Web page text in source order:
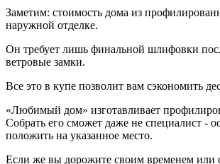
Заметим: стоимость дома из
наружной отделке.
Он требует лишь финальной шлифовки
ветровые замки.
Все это в купе позволит вам сэкономить
«Любимый дом» изготавливает
Собрать его сможет даже не специалист -
положить на указанное место.
Если же вы дорожите своим временем или